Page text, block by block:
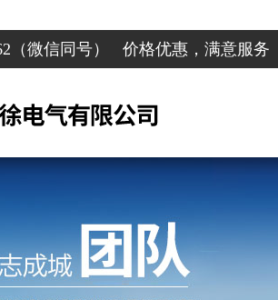
（微信同号） 价格优惠，满意服务